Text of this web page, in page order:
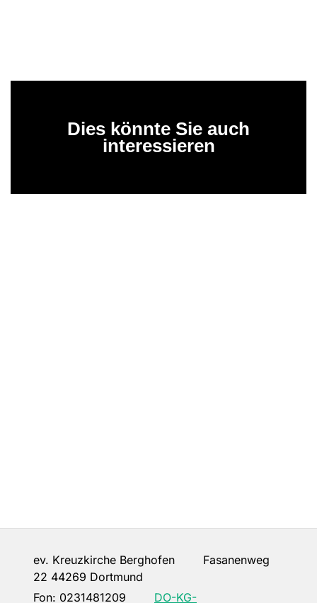
Dies könnte Sie auch
interessieren
ev. Kreuzkirche Berghofen Fasanenweg
22 44269 Dortmund
Fon: 0231481209 DO-KG-